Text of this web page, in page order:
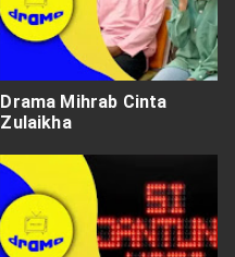
Drama Mihrab Cinta
Zulaikha